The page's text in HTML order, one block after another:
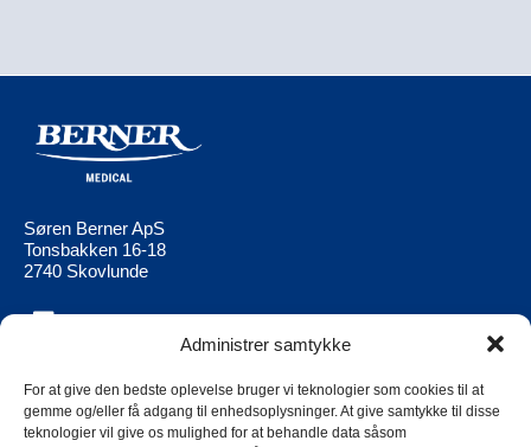
Administrer samtykke
For at give den bedste oplevelse bruger vi teknologier som cookies til at
gemme og/eller få adgang til enhedsoplysninger. At give samtykke til disse
teknologier vil give os mulighed for at behandle data såsom
Søren Berner ApS
Tonsbakken 16-18
2740 Skovlunde
Produkter
Aktuell
Berner Ltd
Berner Medical FI
Berner Medical